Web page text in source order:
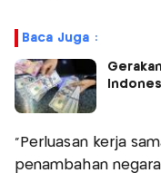
Baca Juga :
"Perluasan kerja
penambahan